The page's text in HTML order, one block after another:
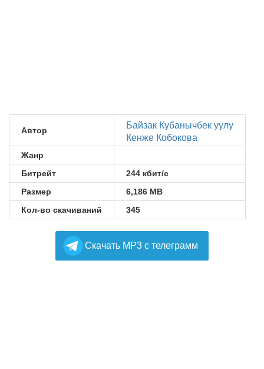
Автор
Байзак Кубанычбек уулу
Кенже Кобокова
Жанр
Битрейт
244 кбит/с
Размер
6,186 MB
Кол-во скачиваний
345
Cкачать MP3 с телеграмм